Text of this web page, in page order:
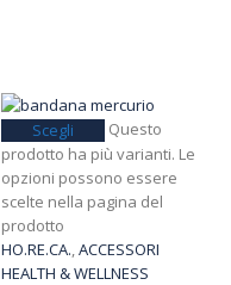
Scegli
Questo
prodotto ha più varianti. Le
opzioni possono essere
scelte nella pagina del
prodotto
HO.RE.CA. ACCESSORI
HEALTH & WELLNESS